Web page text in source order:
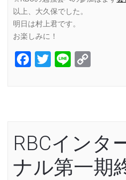
以上、大久保でした。
明日は村上君です。
お楽しみに！
Facebook
Twitter
Line
RBCインタ
ナル第一期